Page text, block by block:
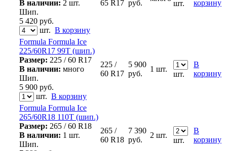
В наличии: 2 шт.
Шип.
5 420 руб.
шт. В корзину
65 R17 руб.
шт.
корзину
Formula Formula Ice
225/60R17 99T (шип.)
Размер: 225 / 60 R17
В наличии: много
Шип.
5 900 руб.
шт. В корзину
225 /
60 R17
5 900
руб.
1 шт.
шт.
В
корзину
Formula Formula Ice
265/60R18 110T (шип.)
Размер: 265 / 60 R18
В наличии: 1 шт.
Шип.
265 /
60 R18
7 390
руб.
2 шт.
шт.
В
корзину